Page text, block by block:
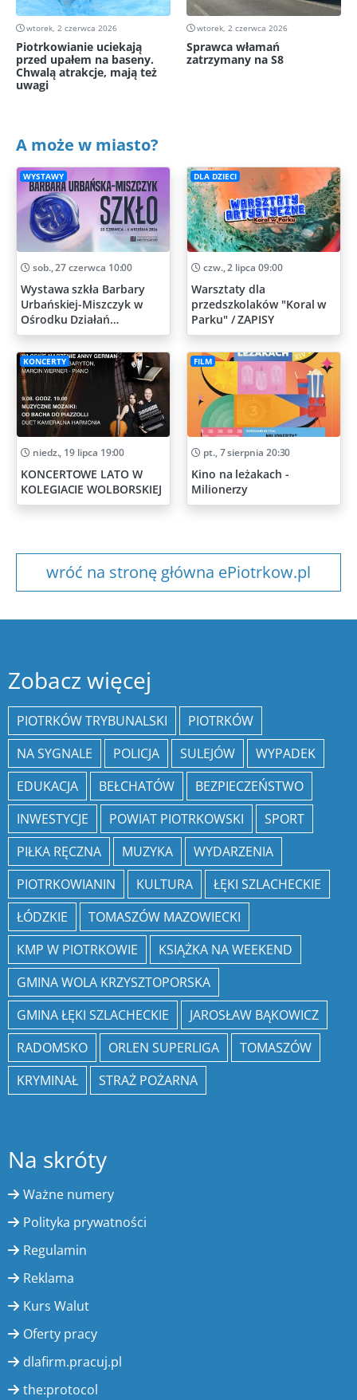
wtorek, 2 czerwca 2026
Piotrkowianie uciekają
przed upałem na baseny.
Chwalą atrakcje, mają też
uwagi
wtorek, 2 czerwca 2026
Sprawca włamań
zatrzymany na S8
A może w miasto?
WYSTAWY
sob., 27 czerwca 10:00
Wystawa szkła Barbary
Urbańskiej-Miszczyk w
Ośrodku Działań
Artystycznych
DLA DZIECI
czw., 2 lipca 09:00
Warsztaty dla
przedszkolaków "Koral w
Parku" / ZAPISY
KONCERTY
niedz., 19 lipca 19:00
KONCERTOWE LATO W
KOLEGIACIE WOLBORSKIEJ
FILM
pt., 7 sierpnia 20:30
Kino na leżakach -
Milionerzy
wróć na stronę główna ePiotrkow.pl
Zobacz więcej
PIOTRKÓW TRYBUNALSKI
PIOTRKÓW
NA SYGNALE
POLICJA SULEJÓW
WYPADEK
EDUKACJA
BEŁCHATÓW
BEZPIECZEŃSTWO
INWESTYCJE
POWIAT PIOTRKOWSKI
SPORT
PIŁKA RĘCZNA
MUZYKA
WYDARZENIA
PIOTRKOWIANIN
KULTURA
ŁĘKI SZLACHECKIE
ŁÓDZKIE
TOMASZÓW MAZOWIECKI
KMP W PIOTRKOWIE
KSIĄŻKA NA WEEKEND
GMINA WOLA KRZYSZTOPORSKA
GMINA ŁĘKI SZLACHECKIE
JAROSŁAW BĄKOWICZ
RADOMSKO
ORLEN SUPERLIGA
TOMASZÓW
KRYMINAŁ
STRAŻ POŻARNA
Na skróty
Ważne numery
Polityka prywatności
Regulamin
Reklama
Kurs Walut
Oferty pracy
dlafirm.pracuj.pl
the:protocol